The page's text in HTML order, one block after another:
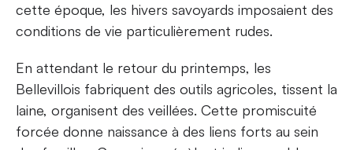
cette époque, les hivers savoyards imposaient des
conditions de vie particulièrement rudes.
En attendant le retour du printemps, les
Bellevillois fabriquent des outils agricoles, tissent la
laine, organisent des veillées. Cette promiscuité
forcée donne naissance à des liens forts au sein